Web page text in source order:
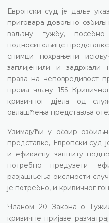
Европски суд је даље
приговара довољно
ваљану тужбу,
подноситељице
снимци похрањени
заплијенили и задржали
права на неповредивост
према члану 156
кривичног дјела од
овлашћења представља
Узимајући у обзир
представке, Европски суд
и ефикасну заштиту
потребно предузети
разјашњења околности
је потребно, и кривичног
Чланом 20 Закона о
кривичне пријаве